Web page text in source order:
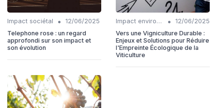
Impact sociétal •
12/06/2025
Telephone rose : un regard
approfondi sur son impact et
son évolution
Impact environnemental •
12/06/2025
Vers une Vigniculture Durable :
Enjeux et Solutions pour Réduire
l'Empreinte Écologique de la
Viticulture